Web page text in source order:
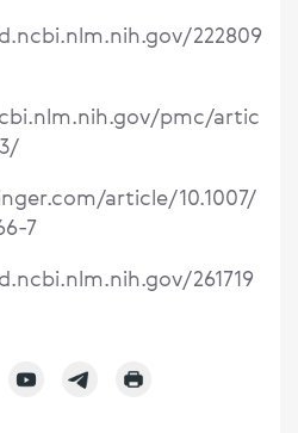
222809
pmc/artic
article/10.1007/
7
261719